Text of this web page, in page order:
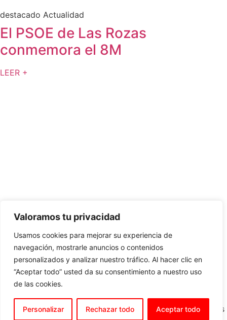
Valoramos tu privacidad
Usamos cookies para mejorar su experiencia de
navegación, mostrarle anuncios o contenidos
personalizados y analizar nuestro tráfico. Al hacer clic en
“Aceptar todo” usted da su consentimiento a nuestro uso
de las cookies.
Personalizar Rechazar todo Aceptar todo
destacado Actualidad
El PSOE de Las Rozas
conmemora el 8M
LEER +
AGRUPACIÓN LAS ROZAS: C/Olmo, 4.
Las Rozas. 28231 Madrid
psoerozas@gmail.com
Aviso Legal |Política de Privacidad |
Accesibilidad
©2026 PSOE LAS ROZAS. Todos los derechos reservados